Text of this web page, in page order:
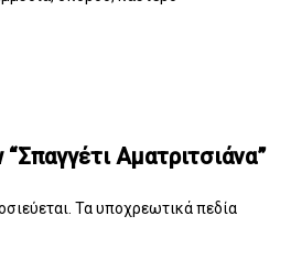
Αματριτσιάνα”
Τα υποχρεωτικά πεδία